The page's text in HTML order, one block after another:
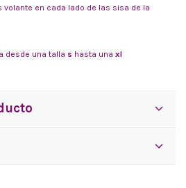
volante en cada lado de las sisa de la
desde una talla s hasta una xl